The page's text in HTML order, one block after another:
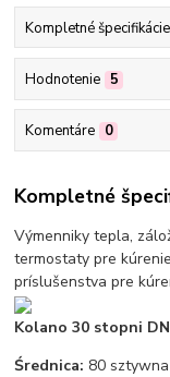
Kompletné špecifikácie
Hodnotenie 5
Komentáre 0
Kompletné
Výmenniky tepla,
termostaty pre
príslušenstva pre
Kolano 30 stopni
Średnica: 80